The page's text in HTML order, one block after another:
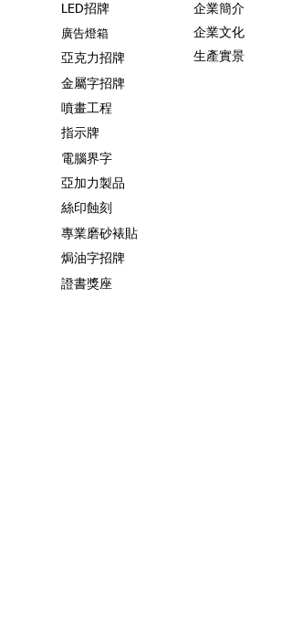
企業簡介
企業文化
生產實景
LED招牌
廣告燈箱
亞克力招牌
金屬字招牌
噴畫工程
指示牌
電腦界字
亞加力製品
絲印蝕刻
專業磨砂裱貼
焗油字招牌
證書獎座